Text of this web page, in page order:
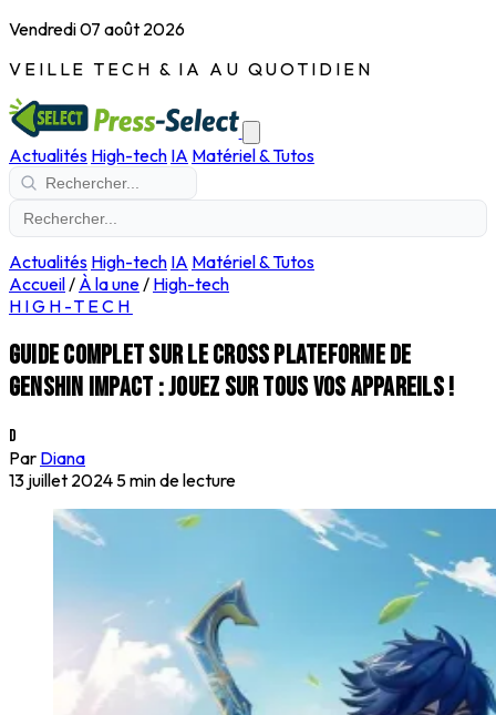
Vendredi 07 août 2026
VEILLE TECH & IA AU QUOTIDIEN
Actualités High-tech IA Matériel & Tutos
Actualités High-tech IA Matériel & Tutos
Accueil/ À la une/ High-tech
HIGH-TECH
Guide complet sur le cross plateforme de
Genshin Impact : Jouez sur tous vos appareils !
D
Par Diana
13 juillet 2024 5 min de lecture